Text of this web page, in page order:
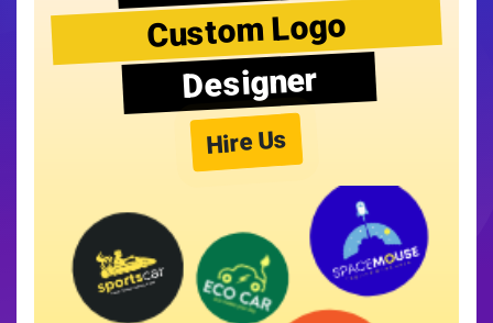
Custom Logo
Designer
Hire Us